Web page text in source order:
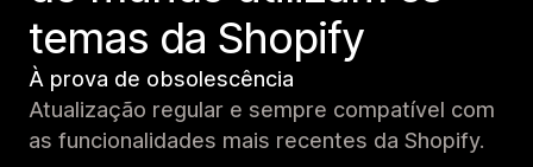
temas da Shopify
À prova de obsolescência
Atualização regular e sempre compatível com
as funcionalidades mais recentes da Shopify.